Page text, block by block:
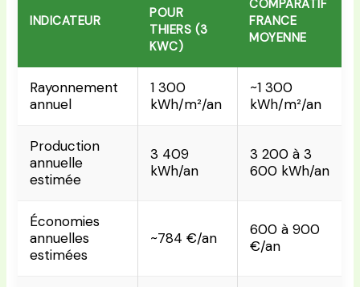
INDICATEUR
POUR
THIERS (3
KWC)
COMPARATIF
FRANCE
MOYENNE
Rayonnement
annuel
1 300
kWh/m²/an
~1 300
kWh/m²/an
Production
annuelle
estimée
3 409
kWh/an
3 200 à 3
600 kWh/an
Économies
annuelles
estimées
~784 €/an
600 à 900
€/an